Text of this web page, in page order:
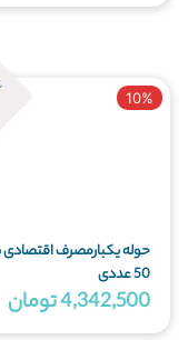
50 عددی
10%
4,342,500 تومان